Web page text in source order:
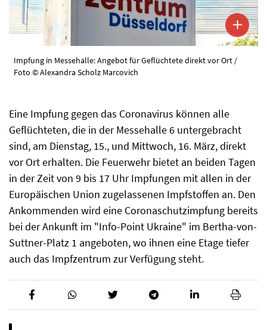
Impfung in Messehalle: Angebot für Geflüchtete direkt vor Ort /
Foto © Alexandra Scholz Marcovich
Eine Impfung gegen das Coronavirus können alle
Geflüchteten, die in der Messehalle 6 untergebracht
sind, am Dienstag, 15., und Mittwoch, 16. März, direkt
vor Ort erhalten. Die Feuerwehr bietet an beiden Tagen
in der Zeit von 9 bis 17 Uhr Impfungen mit allen in der
Europäischen Union zugelassenen Impfstoffen an. Den
Ankommenden wird eine Coronaschutzimpfung bereits
bei der Ankunft im "Info-Point Ukraine" im Bertha-von-
Suttner-Platz 1 angeboten, wo ihnen eine Etage tiefer
auch das Impfzentrum zur Verfügung steht.